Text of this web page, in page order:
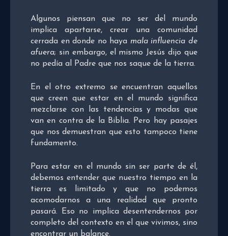
Algunos piensan que no ser del mundo
implica apartarse, crear una comunidad
cerrada en donde no haya mala influencia de
afuera; sin embargo, el mismo Jesús dijo que
no pedía al Padre que nos saque de la tierra.
En el otro extremo se encuentran aquellos
que creen que estar en el mundo significa
mezclarse con las tendencias y modas que
van en contra de la Biblia. Pero hay pasajes
que nos demuestran que esto tampoco tiene
fundamento.
Para estar en el mundo sin ser parte de él,
debemos entender que nuestro tiempo en la
tierra es limitado y que no podemos
acomodarnos a una realidad que pronto
pasará. Eso no implica desentendernos por
completo del contexto en el que vivimos, sino
encontrar un balance.